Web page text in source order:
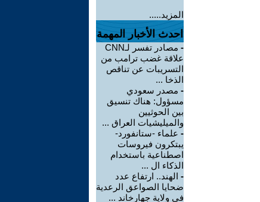
المزيد.....
احدث الأخبار المهمة
-
مصادر تفسر لـCNN
علاقة غضب ترامب من
التسريبات عن تناقص
الذخا ...
- مصدر سعودي
مسؤول: هناك تنسيق
بين الحوثيين
والميليشيات العراق ...
- علماء -ستانفورد-
يبتكرون فيروسات
اصطناعية باستخدام
الذكاء ال ...
- الهند.. ارتفاع عدد
ضحايا الصواعق الرعدية
في ولاية جهارخاند ...